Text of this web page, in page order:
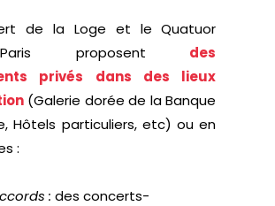
de la Loge et le Quatuor
Paris proposent des
privés dans des lieux
(Galerie dorée de la Banque
Hôtels particuliers, etc) ou en
:
: des concerts-